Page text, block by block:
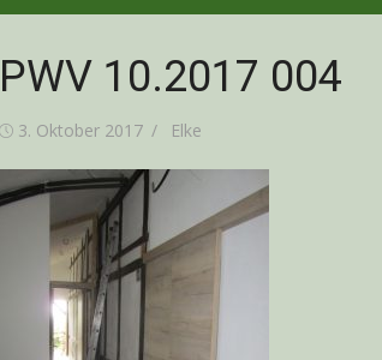
PWV 10.2017 004
Posted
3. Oktober 2017 Author
Elke